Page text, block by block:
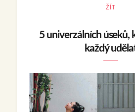
ŽÍT
5 univerzálních úseků,
každý